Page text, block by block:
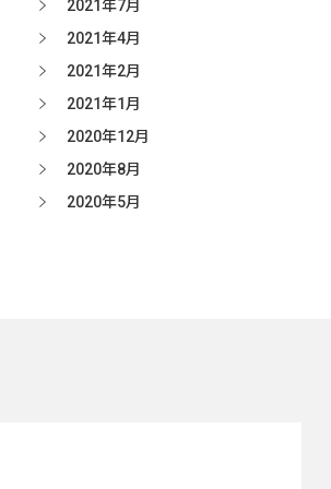
2021年7月
2021年4月
2021年2月
2021年1月
2020年12月
2020年8月
2020年5月